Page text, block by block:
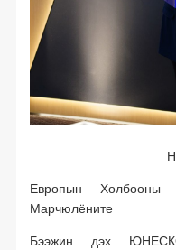
Төрөөс хэвлэл
Хэвлэл
Хэвлэл
Европын
Марчюлёните
Бээжин дэх